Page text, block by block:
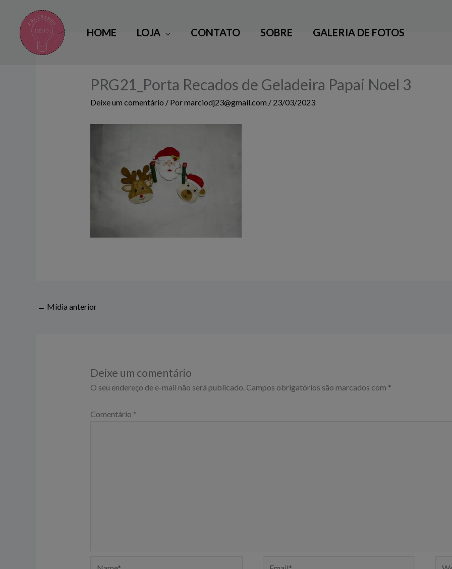
conteúdo
HOME LOJA CONTATO SOBRE GALERIA DE FOTOS
PRG21_Porta Recados de Geladeira Papai Noel 3
Deixe um comentário / Pormarciodj23@gmail.com / 23/03/2023
← Mídia anterior
Deixe um comentário
O seu endereço de e-mail não será publicado. Campos obrigatórios são marcados com *
Comentário *
Name* Email*